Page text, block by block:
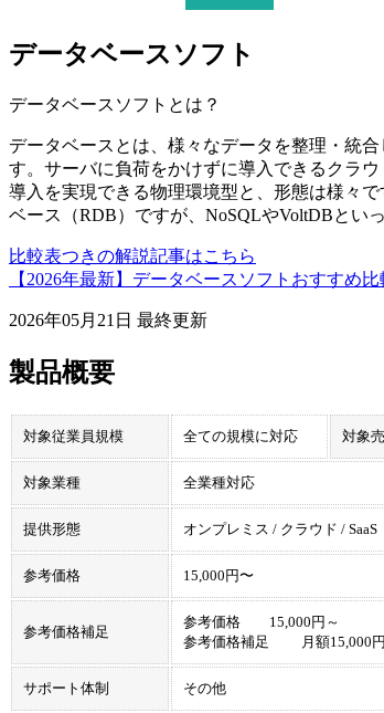
データベースソフト
データベースソフト とは？
データベースとは、様々なデータを整理・統
す。サーバに負荷をかけずに導入できるクラ
導入を実現できる物理環境型と、形態は様々
ベース（RDB）ですが、NoSQLやVoltDBとい
比較表つきの解説記事はこちら
【2026年最新】データベースソフトおすすめ
2026年05月21日 最終更新
製品概要
対象従業員規模 全ての規模に対応 対象
対象業種 全業種対応
提供形態 オンプレミス / クラウド / SaaS
参考価格 15,000円〜
参考価格補足
参考価格 15,000円～
参考価格補足 月額15,000円
サポート体制 その他